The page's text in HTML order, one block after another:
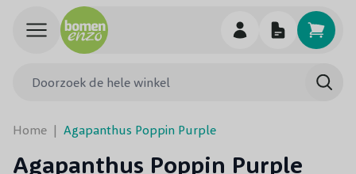
Ga naar de inhoud
Home | Agapanthus Poppin Purple
Agapanthus Poppin Purple